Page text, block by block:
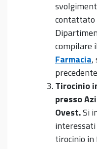
contattato
compilare
Farmacia,
Tirocinio
presso
Ovest.Si
tirocinio in